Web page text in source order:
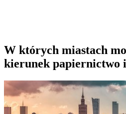
W których miastach
kierunek papiernictwo